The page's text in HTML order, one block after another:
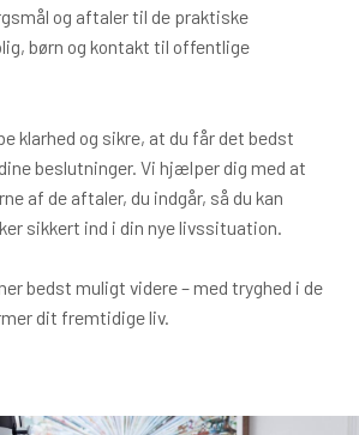
og aftaler til de praktiske
børn og kontakt til offentlige
klarhed og sikre, at du får det bedst
beslutninger. Vi hjælper dig med at
af de aftaler, du indgår, så du kan
sikkert ind i din nye livssituation.
bedst muligt videre – med tryghed i de
dit fremtidige liv.